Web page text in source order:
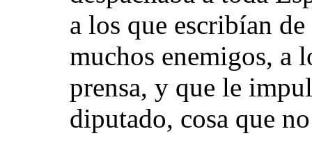
a los que escribían
muchos enemigos, a
prensa, y que le
diputado, cosa que